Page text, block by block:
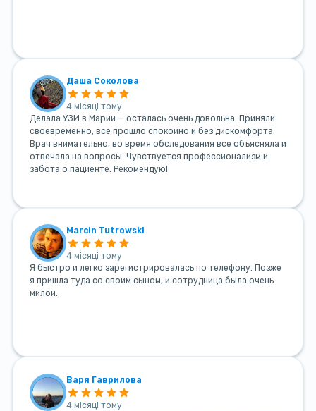
Даша Соколова
4 місяці тому
Делала УЗИ в Марии — осталась очень довольна. Приняли
своевременно, все прошло спокойно и без дискомфорта.
Врач внимательно, во время обследования все объясняла и
отвечала на вопросы. Чувствуется профессионализм и
забота о пациенте. Рекомендую!
Marcin Tutrowski
4 місяці тому
Я быстро и легко зарегистрировалась по телефону. Позже
я пришла туда со своим сыном, и сотрудница была очень
милой.
Варя Гаврилова
4 місяці тому